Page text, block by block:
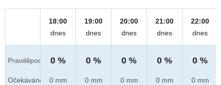
Pravděpod.
Očekáváno
18:00
dnes
0 %
0 mm
19:00
dnes
0 %
0 mm
20:00
dnes
0 %
0 mm
21:00
dnes
0 %
0 mm
22:00
dnes
0 %
0 mm